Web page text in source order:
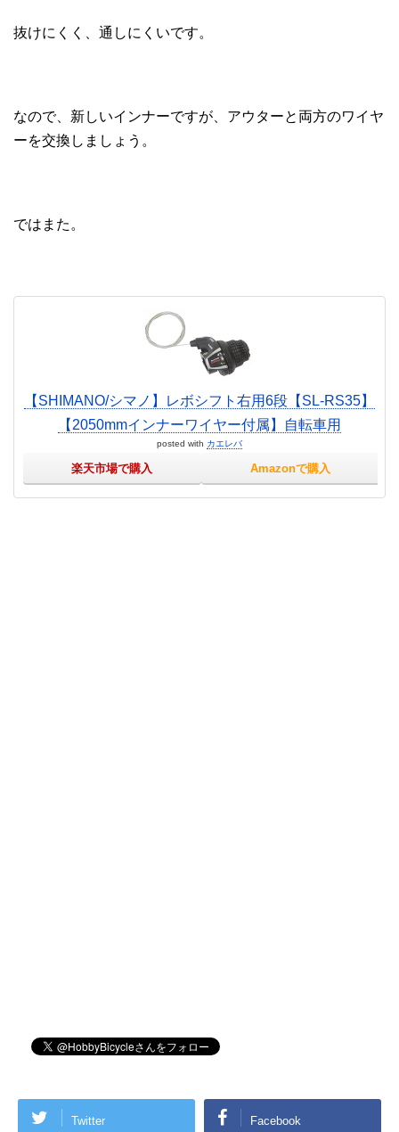
抜けにくく、通しにくいです。
なので、新しいインナーですが、アウターと両方のワイヤ
ーを交換しましょう。
ではまた。
【SHIMANO/シマノ】レボシフト右用6段【SL-RS35】
【2050mmインナーワイヤー付属】自転車用
posted with カエレバ
楽天市場で購入 Amazonで購入
Twitter Facebook